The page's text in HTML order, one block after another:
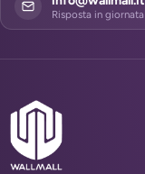
Risposta in giornata